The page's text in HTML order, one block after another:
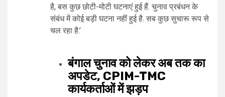
है, बस कुछ छोटी-मोटी घटनाएं हुई हैं. चुनाव प्रबंधन के
संबंध में कोई बड़ी घटना नहीं हुई है. सब कुछ सुचारू रूप से
चल रहा है.’
बंगाल चुनाव को लेकर अब तक का
अपडेट, CPIM-TMC
कार्यकर्ताओं में झड़प